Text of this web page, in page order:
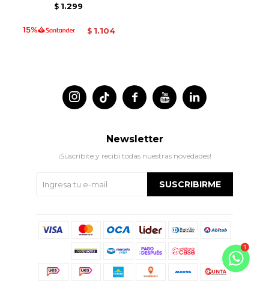
$ 1.299
$ 1.104
 
 
Newsletter
¡Suscribite y recibí todas nuestras novedades!
SUSCRIBIRME